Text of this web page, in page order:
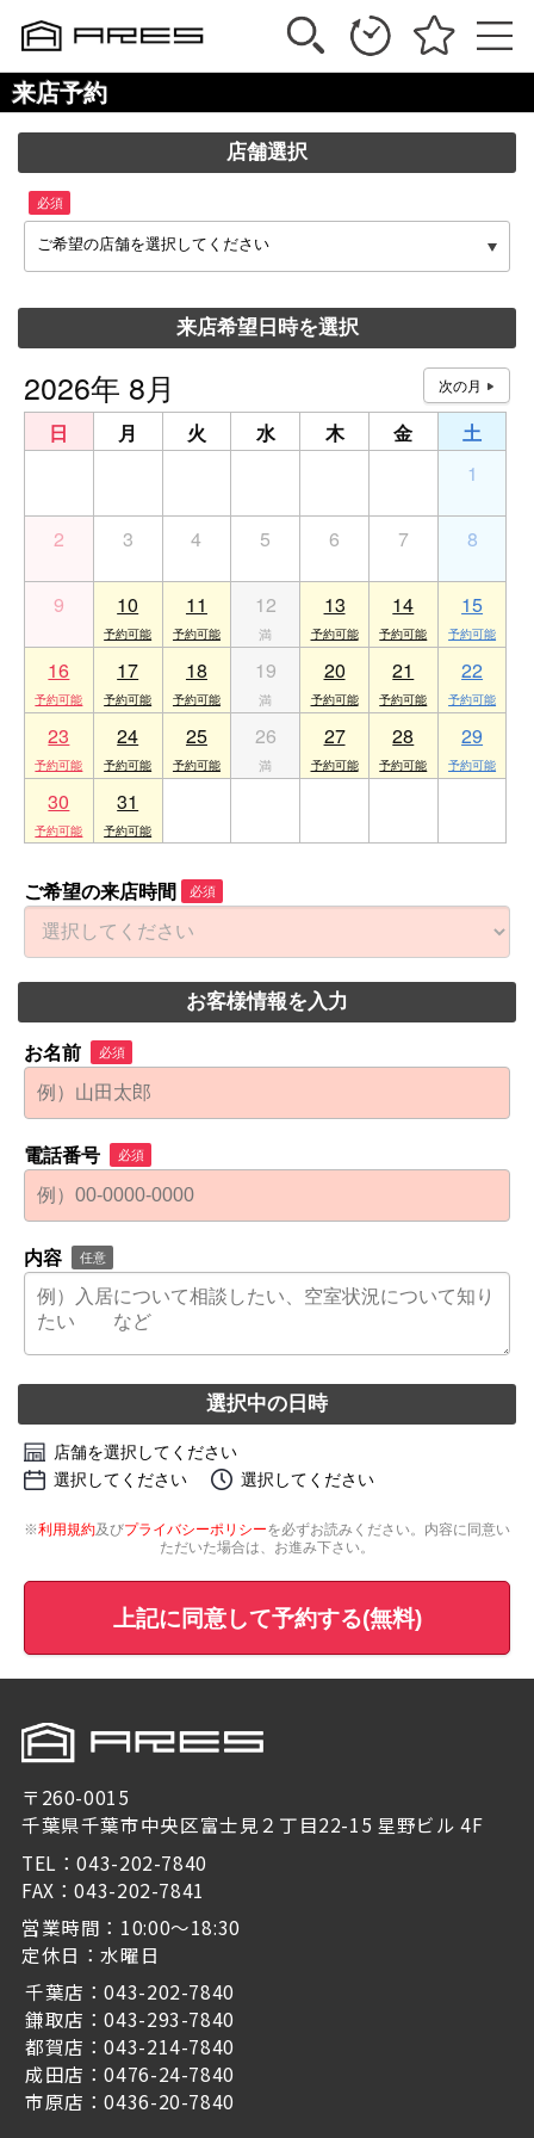
来店予約
店舗選択
必須
ご希望の店舗を選択してください
来店希望日時を選択
2026年 8月
日 月 火 水 木 金
土
1
2 3 4 5 6 7 8
9 10 11 12 13 14 15
16 17 18 19 20 21 22
23 24 25 26 27 28 29
30 31
ご希望の来店時間 必須
お客様情報を入力
お名前 必須
電話番号 必須
内容 任意
選択中の日時
店舗を選択してください
選択してください
選択してください
※利用規約及びプライバシーポリシーを必ずお読みください。内容に同意い
ただいた場合は、お進み下さい。
上記に同意して予約する(無料)
〒260-0015
千葉県千葉市中央区富士見２丁目22-15 星野ビル 4F
TEL：043-202-7840
FAX：043-202-7841
営業時間：10:00～18:30
定休日：水曜日
千葉店：043-202-7840
鎌取店：043-293-7840
都賀店：043-214-7840
成田店：0476-24-7840
市原店：0436-20-7840